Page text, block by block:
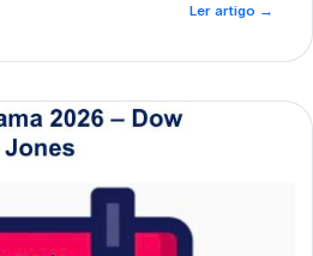
Ler artigo →